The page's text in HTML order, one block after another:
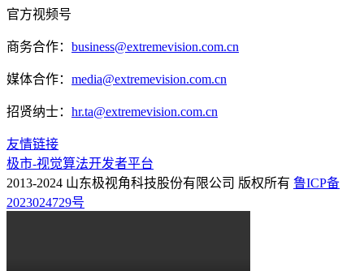
官方视频号
商务合作： business@extremevision.com.cn
媒体合作： media@extremevision.com.cn
招贤纳士： hr.ta@extremevision.com.cn
友情链接
极市-视觉算法开发者平台
2013-2024 山东极视角科技股份有限公司 版权所有 鲁ICP备
2023024729号